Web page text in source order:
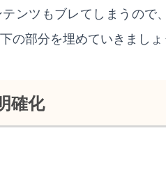
ンツもブレてしまうので
の部分を埋めていきましょ
確化